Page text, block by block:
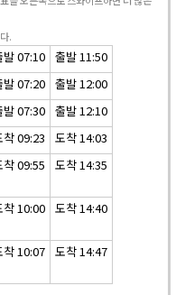
.
발 07:10 출발 11:50
발 07:20 출발 12:00
발 07:30 출발 12:10
착 09:23 도착 14:03
착 09:55 도착 14:35
착 10:00 도착 14:40
착 10:07 도착 14:47